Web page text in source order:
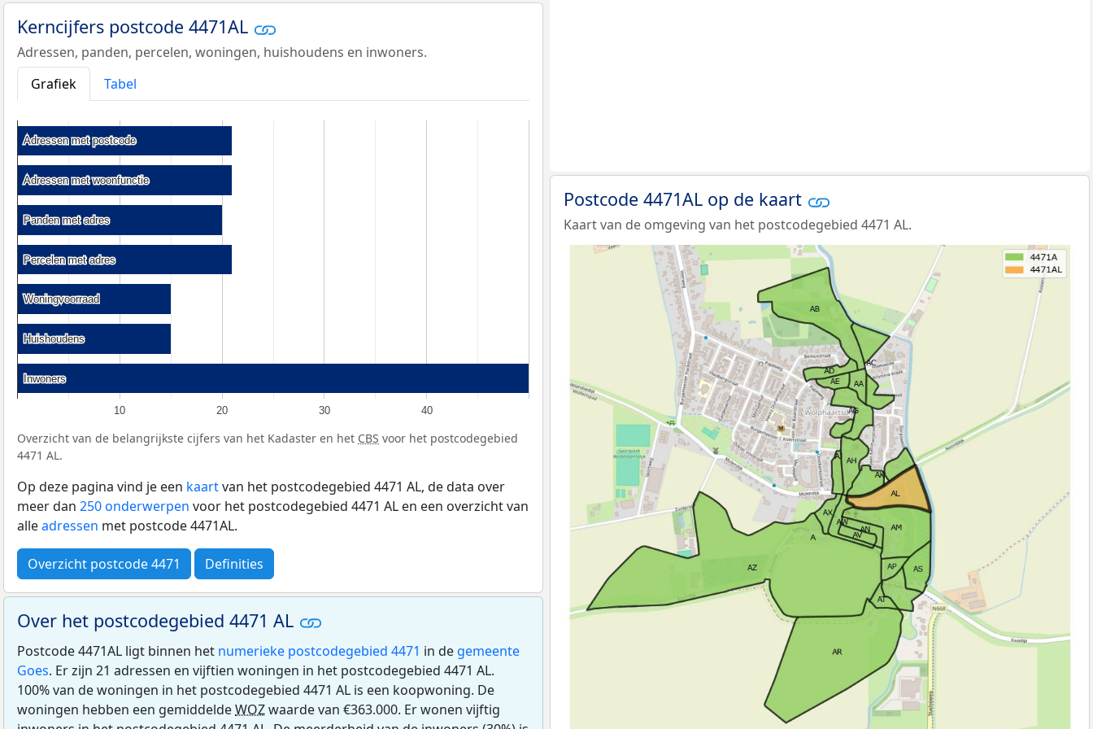
Kerncijfers postcode 4471AL
Adressen, panden, percelen, woningen, huishoudens en inwoners.
Grafiek
Tabel
10 20 30 40
Adressen met postcode
Adressen met postcode
Adressen met woonfunctie
Adressen met woonfunctie
Panden met adres
Panden met adres
Percelen met adres
Percelen met adres
Woningvoorraad
Woningvoorraad
Huishoudens
Huishoudens
Inwoners
Inwoners
Overzicht van de belangrijkste cijfers van het Kadaster en het CBS voor het postcodegebied
4471 AL.
Op deze pagina vind je een kaartvan het postcodegebied 4471 AL, de data over
meer dan 250 onderwerpen voor het postcodegebied 4471 AL en een overzicht van
alleadressen met postcode 4471AL.
Overzicht postcode 4471 Definities
Over het postcodegebied 4471 AL
Postcode 4471AL ligt binnen het numerieke postcodegebied 4471 in de gemeente
Goes. Er zijn 21 adressen en vijftien woningen in het postcodegebied 4471 AL.
100% van de woningen in het postcodegebied 4471 AL is een koopwoning. De
woningen hebben een gemiddeldeWOZwaarde van €363.000. Er wonen vijftig
Postcode 4471AL op de kaart
Kaart van de omgeving van het postcodegebied 4471 AL.